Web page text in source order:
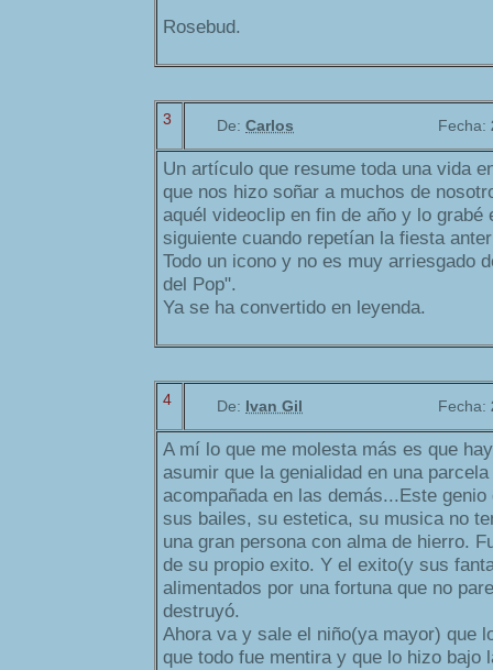
Rosebud.
3 De: Carlos Fecha:
Un artículo que resume toda una vida
que nos hizo soñar a muchos de
aquél videoclip en fin de año y lo grabé
siguiente cuando repetían la fiesta
Todo un icono y no es muy arriesgado
del Pop".
Ya se ha convertido en leyenda.
4 De: Ivan Gil Fecha:
A mí lo que me molesta más es que
asumir que la genialidad en una
acompañada en las demás...Este
sus bailes, su estetica, su musica no
una gran persona con alma de hierro.
de su propio exito. Y el exito(y sus
alimentados por una fortuna que no
destruyó.
Ahora va y sale el niño(ya mayor) que
que todo fue mentira y que lo hizo bajo